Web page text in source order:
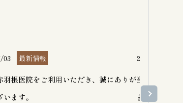
03 最新情報
羽根医院をご利用いただき、誠にありが
ます。
2026/07/02
当院隣地では
ます。大型車